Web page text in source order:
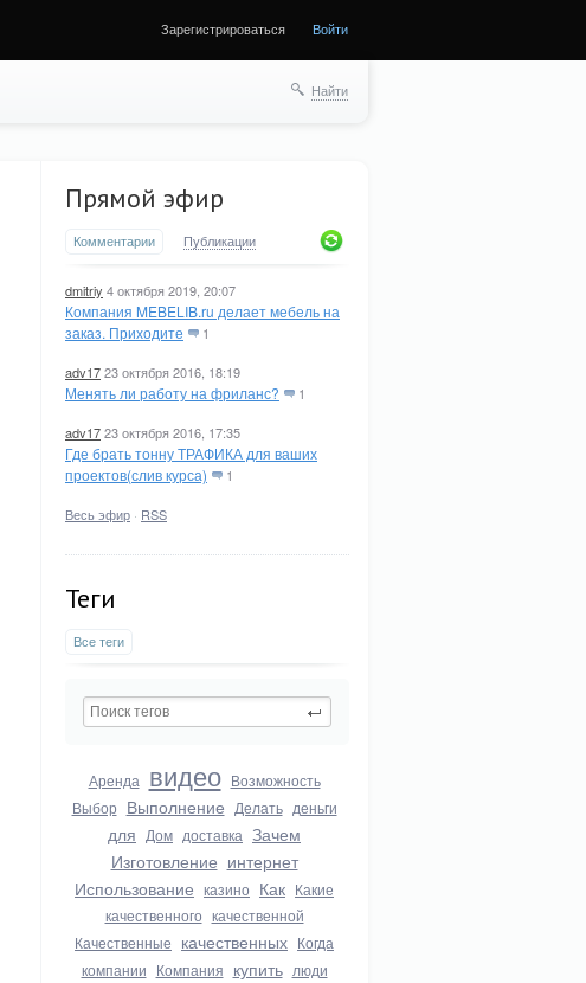
Зарегистрироваться Войти
Найти
Прямой эфир
Комментарии Публикации
dmitriy 4 октября 2019, 20:07
Компания MEBELIB.ru делает мебель на
заказ. Приходите
1
adv1723 октября 2016, 18:19
Менять ли работу на фриланс? 1
adv1723 октября 2016, 17:35
Где брать тонну ТРАФИКА для ваших
проектов(слив курса)
1
Весь эфир · RSS
Теги
Все теги
Аренда видео Возможность
Выбор Выполнение Делать деньги
для Дом доставка Зачем
Изготовление интернет
Использование казино Как Какие
качественного качественной
Качественные качественных Когда
компании Компания купить люди